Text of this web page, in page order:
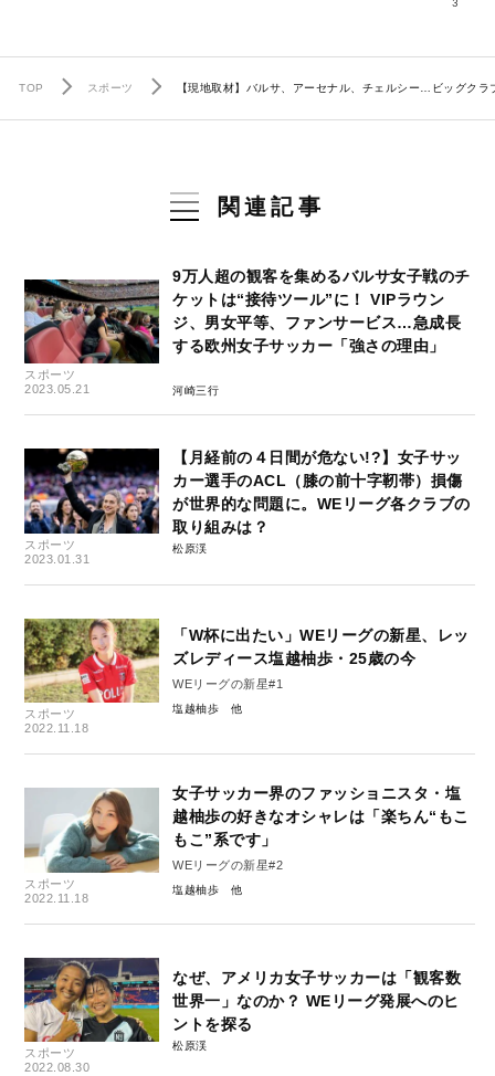
TOP スポーツ 【現地取材】バルサ、アーセナル、チェルシー…ビッグク
関連記事
スポーツ
2023.05.21
9万人超の観客を集めるバルサ女子戦のチ
ケットは“接待ツール”に！ VIPラウン
ジ、男女平等、ファンサービス…急成長
する欧州女子サッカー「強さの理由」
河崎三行
スポーツ
2023.01.31
【月経前の４日間が危ない!?】女子サッ
カー選手のACL（膝の前十字靭帯）損傷
が世界的な問題に。WEリーグ各クラブの
取り組みは？
松原渓
スポーツ
2022.11.18
「W杯に出たい」WEリーグの新星、レッ
ズレディース塩越柚歩・25歳の今
WEリーグの新星#1
塩越柚歩
スポーツ
2022.11.18
女子サッカー界のファッショニスタ・塩
越柚歩の好きなオシャレは「楽ちん“もこ
もこ”系です」
WEリーグの新星#2
塩越柚歩
スポーツ
2022.08.30
なぜ、アメリカ女子サッカーは「観客数
世界一」なのか？ WEリーグ発展へのヒ
ントを探る
松原渓